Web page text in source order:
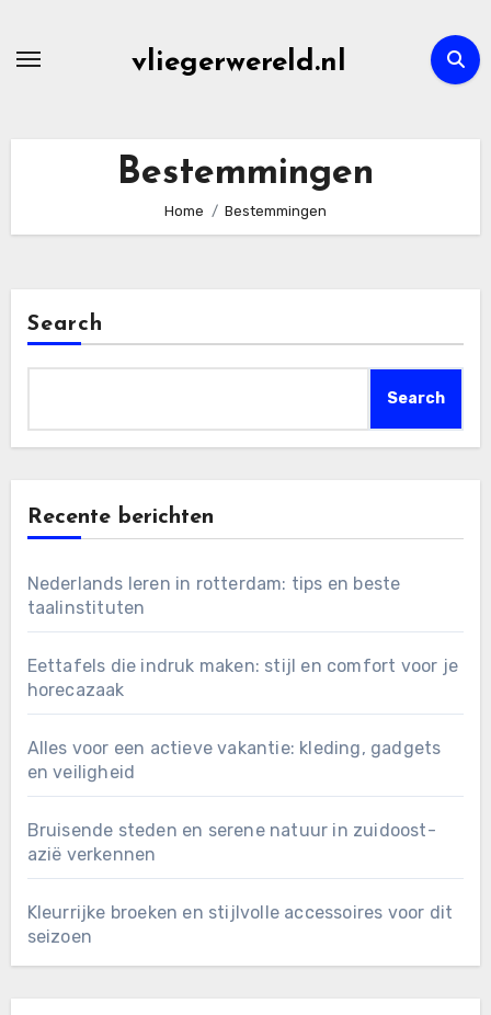
vliegerwereld.nl
Bestemmingen
Home Bestemmingen
Search
Search
Recente berichten
Nederlands leren in rotterdam: tips en beste
taalinstituten
Eettafels die indruk maken: stijl en comfort voor je
horecazaak
Alles voor een actieve vakantie: kleding, gadgets
en veiligheid
Bruisende steden en serene natuur in zuidoost-
azië verkennen
Kleurrijke broeken en stijlvolle accessoires voor dit
seizoen